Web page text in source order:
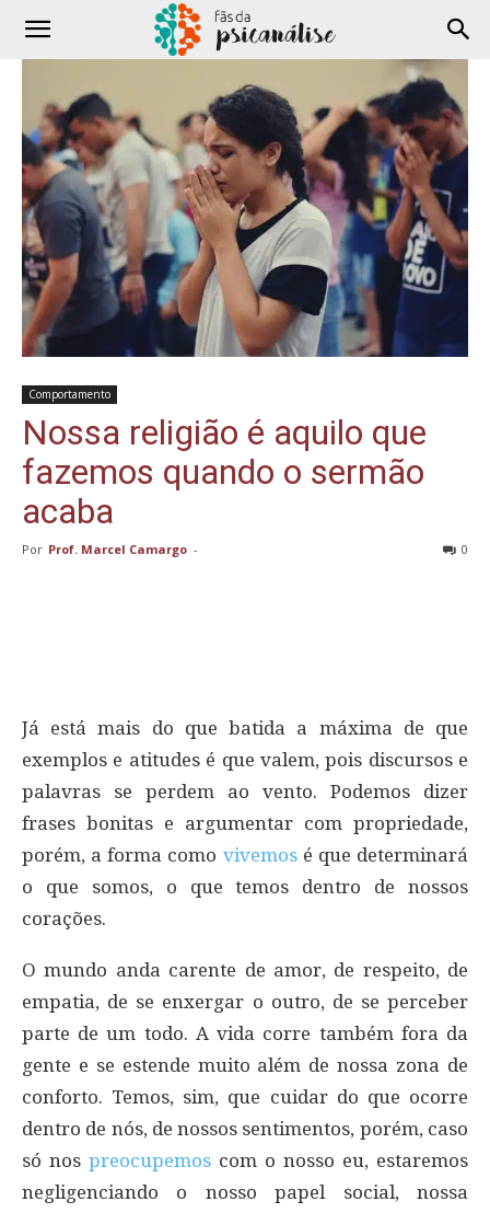
Comportamento
Nossa religião é aquilo que
fazemos quando o sermão
acaba
Por Prof. Marcel Camargo - 0
Já está mais do que batida a máxima de que
exemplos e atitudes é que valem, pois discursos e
palavras se perdem ao vento. Podemos dizer
frases bonitas e argumentar com propriedade,
porém, a forma como vivemosé que determinará
o que somos, o que temos dentro de nossos
corações.
O mundo anda carente de amor, de respeito, de
empatia, de se enxergar o outro, de se perceber
parte de um todo. A vida corre também fora da
gente e se estende muito além de nossa zona de
conforto. Temos, sim, que cuidar do que ocorre
dentro de nós, de nossos sentimentos, porém, caso
só nos preocupemos com o nosso eu, estaremos
negligenciando o nosso papel social, nossa